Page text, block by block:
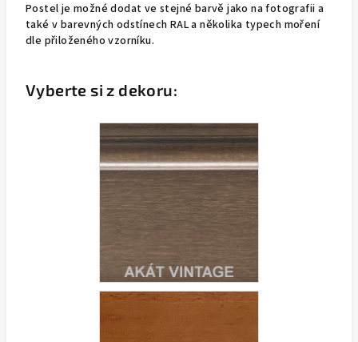
Postel je možné dodat ve stejné barvě jako na fotografii a
také v barevných odstínech RAL a několika typech moření
dle přiloženého vzorníku.
Vyberte si z dekoru: